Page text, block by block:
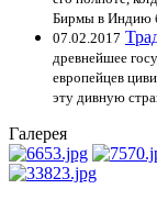
Бирмы в Индию
07.02.2017
древнейшее
европейцев
эту дивную
Галерея